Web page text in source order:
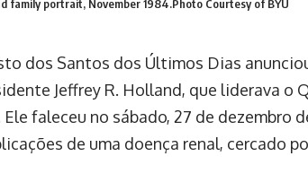
family portrait, November 1984.Photo Courtesy of BYU
dos Santos dos Últimos Dias
Jeffrey R. Holland, que liderava o
faleceu no sábado, 27 de dezembro
de uma doença renal, cercado